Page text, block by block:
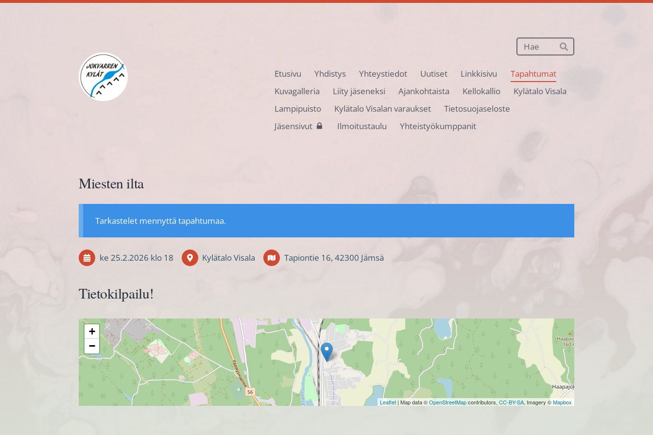
Hae
Jokvarren kylät ry. Etusivu Yhdistys Yhteystiedot Uutiset Linkkisivu
Tapahtumat
Kuvagalleria
Liity jäseneksi Ajankohtaista Kellokallio
Kylätalo Visala
Lampipuisto
Kylätalo Visalan varaukset
Tietosuojaseloste
Jäsensivut
Ilmoitustaulu Yhteistyökumppanit
Miesten ilta
Tarkastelet mennyttä tapahtumaa.
ke 25.2.2026 klo 18 Kylätalo Visala Tapiontie 16, 42300 Jämsä
Tietokilpailu!
+
−
Leaflet | Map data ©OpenStreetMapcontributors, CC-BY-SA, Imagery ©Mapbox